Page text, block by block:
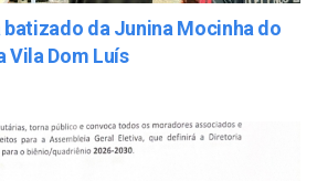
da Junina Mocinha do
Vila Dom Luís